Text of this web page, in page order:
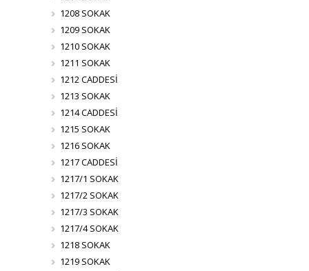
1208 SOKAK
1209 SOKAK
1210 SOKAK
1211 SOKAK
1212 CADDESİ
1213 SOKAK
1214 CADDESİ
1215 SOKAK
1216 SOKAK
1217 CADDESİ
1217/1 SOKAK
1217/2 SOKAK
1217/3 SOKAK
1217/4 SOKAK
1218 SOKAK
1219 SOKAK